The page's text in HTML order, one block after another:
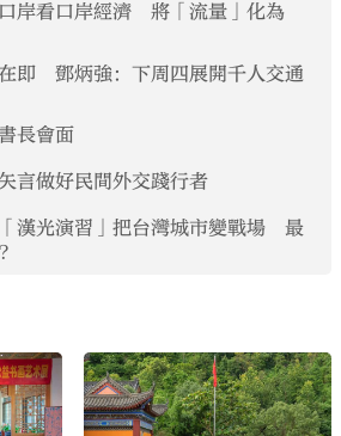
岸看口岸經濟 將「流量」化為
即 鄧炳強：下周四展開千人交通
長會面
言做好民間外交踐行者
漢光演習」把台灣城市變戰場 最